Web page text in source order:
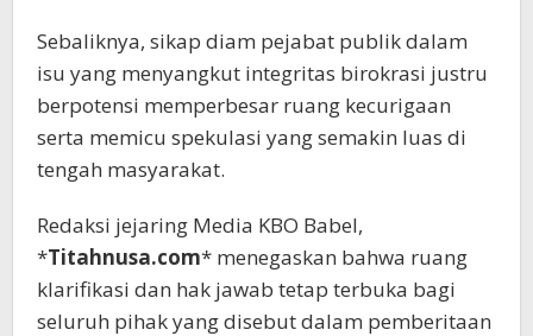
Sebaliknya, sikap diam pejabat publik dalam
isu yang menyangkut integritas birokrasi justru
berpotensi memperbesar ruang kecurigaan
serta memicu spekulasi yang semakin luas di
tengah masyarakat.
Redaksi jejaring Media KBO Babel,
*Titahnusa.com* menegaskan bahwa ruang
klarifikasi dan hak jawab tetap terbuka bagi
seluruh pihak yang disebut dalam pemberitaan